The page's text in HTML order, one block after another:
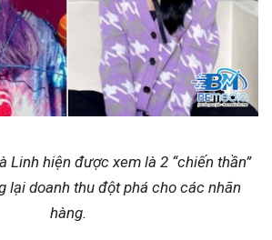
Linh hiện được xem là 2 “chiến thần”
lại doanh thu đột phá cho các nhãn
hàng.